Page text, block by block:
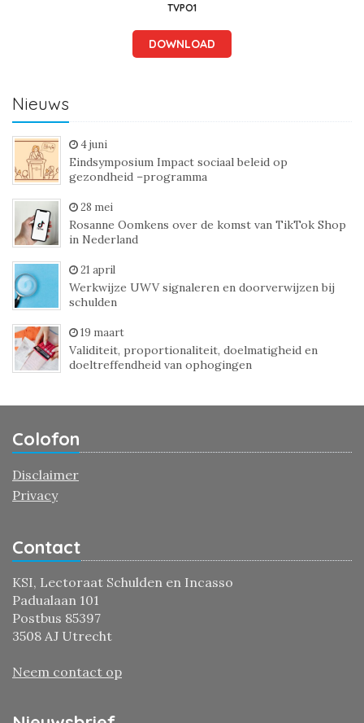
TVPO1
DOWNLOAD
Nieuws
4 juni
Eindsymposium Impact sociaal beleid op
gezondheid –programma
28 mei
Rosanne Oomkens over de komst van TikTok Shop
in Nederland
21 april
Werkwijze UWV signaleren en doorverwijzen bij
schulden
19 maart
Validiteit, proportionaliteit, doelmatigheid en
doeltreffendheid van ophogingen
Colofon
Disclaimer
Privacy
Contact
KSI, Lectoraat Schulden en Incasso
Padualaan 101
Postbus 85397
3508 AJ Utrecht
Neem contact op